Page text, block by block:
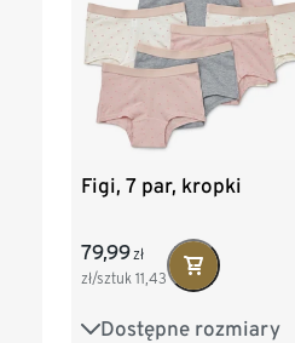
Figi, 7 par, kropki
79,99zł
zł/sztuk 11,43
Dostępne rozmiary
86/92 98/104